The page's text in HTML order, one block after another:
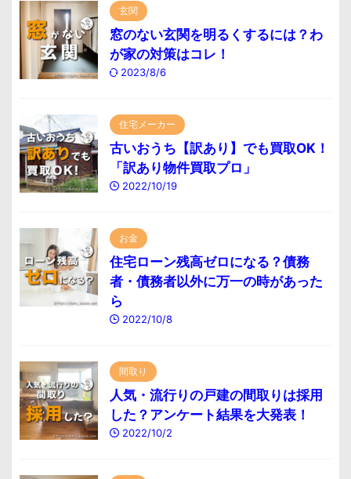
玄関
窓のない玄関を明るくするには？わ
が家の対策はコレ！
2023/8/6
住宅メーカー
古いおうち【訳あり】でも買取OK！
「訳あり物件買取プロ」
2022/10/19
お金
住宅ローン残高ゼロになる？債務
者・債務者以外に万一の時があった
ら
2022/10/8
間取り
人気・流行りの戸建の間取りは採用
した？アンケート結果を大発表！
2022/10/2